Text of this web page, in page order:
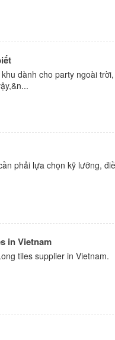
dành cho party ngoài trời,
phải lựa chọn kỹ lưỡng,
in Vietnam
tiles supplier in Vietnam.